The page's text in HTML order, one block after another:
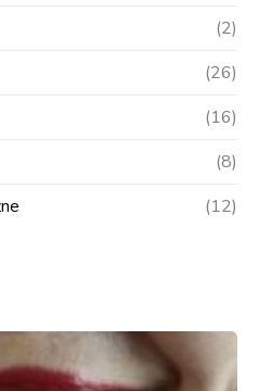
(2)
(26)
(16)
(8)
(12)